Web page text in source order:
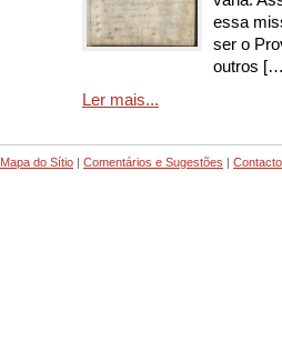
essa
ser o
outros
Ler mais...
Mapa do Sítio | Comentários e Sugestões |